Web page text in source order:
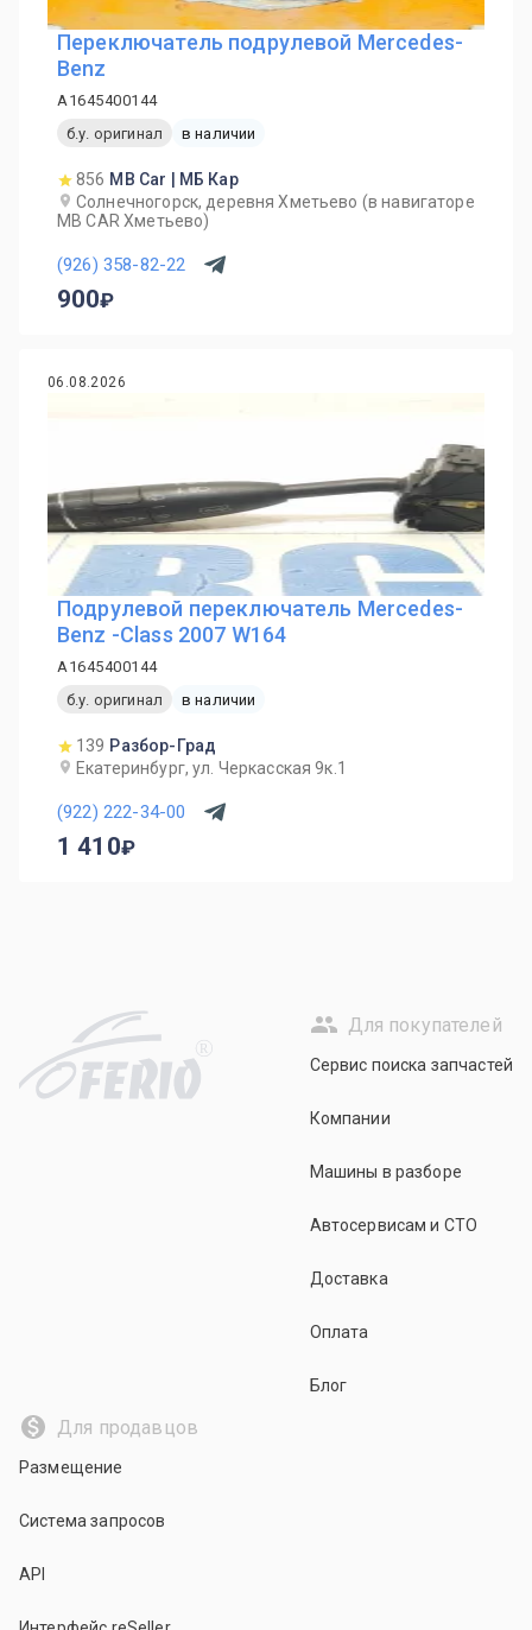
Переключатель подрулевой Mercedes-
Benz
A1645400144
б.у. оригинал
в наличии
856 MB Car | МБ Кар
Солнечногорск, деревня Хметьево (в навигаторе
MB CAR Хметьево)
(926) 358-82-22
900
06.08.2026
Подрулевой переключатель Mercedes-
Benz -Class 2007 W164
A1645400144
б.у. оригинал
в наличии
139 Разбор-Град
Екатеринбург, ул. Черкасская 9к.1
(922) 222-34-00
1 410
R
Для покупателей
Сервис поиска запчастей
Компании
Машины в разборе
Автосервисам и СТО
Доставка
Оплата
Блог
Для продавцов
Размещение
Система запросов
API